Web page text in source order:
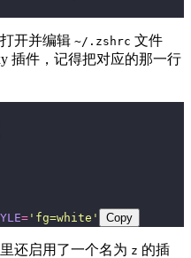
开并编辑 ~/.zshrc 文件
插件，记得把对应的那一行
= ' fg=white ' Copy
还启用了一个名为 z 的插